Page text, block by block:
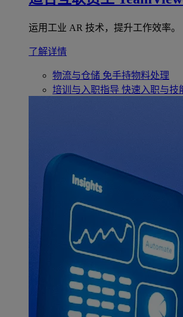
运用工业 AR 技术，提升工作效率。
了解详情
物流与仓储 免手持物料处理
培训与入职指导 快速入职与技